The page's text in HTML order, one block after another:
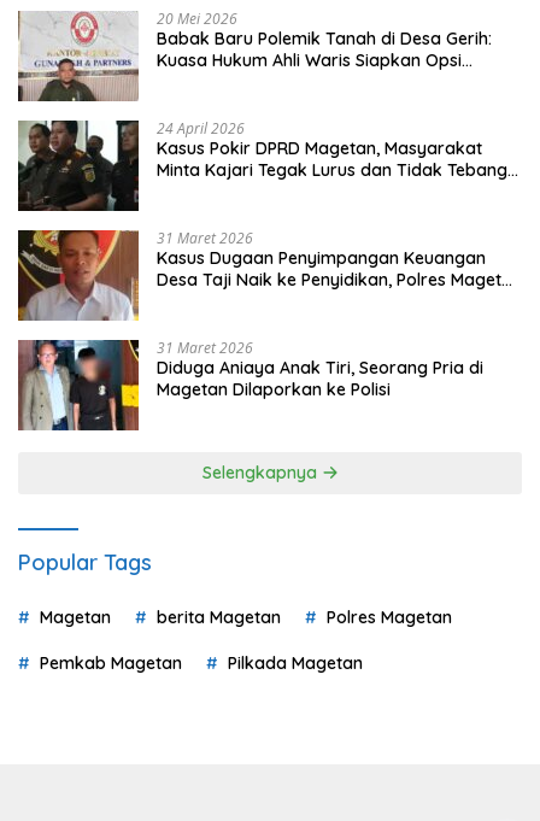
20 Mei 2026
Babak Baru Polemik Tanah di Desa Gerih:
Kuasa Hukum Ahli Waris Siapkan Opsi
24 April 2026
Kasus Pokir DPRD Magetan, Masyarakat
Minta Kajari Tegak Lurus dan Tidak Tebang
31 Maret 2026
Kasus Dugaan Penyimpangan Keuangan
Desa Taji Naik ke Penyidikan, Polres Magetan
31 Maret 2026
Diduga Aniaya Anak Tiri, Seorang Pria di
Magetan Dilaporkan ke Polisi
Selengkapnya
Popular Tags
Magetan berita Magetan Polres Magetan
Pemkab Magetan Pilkada Magetan